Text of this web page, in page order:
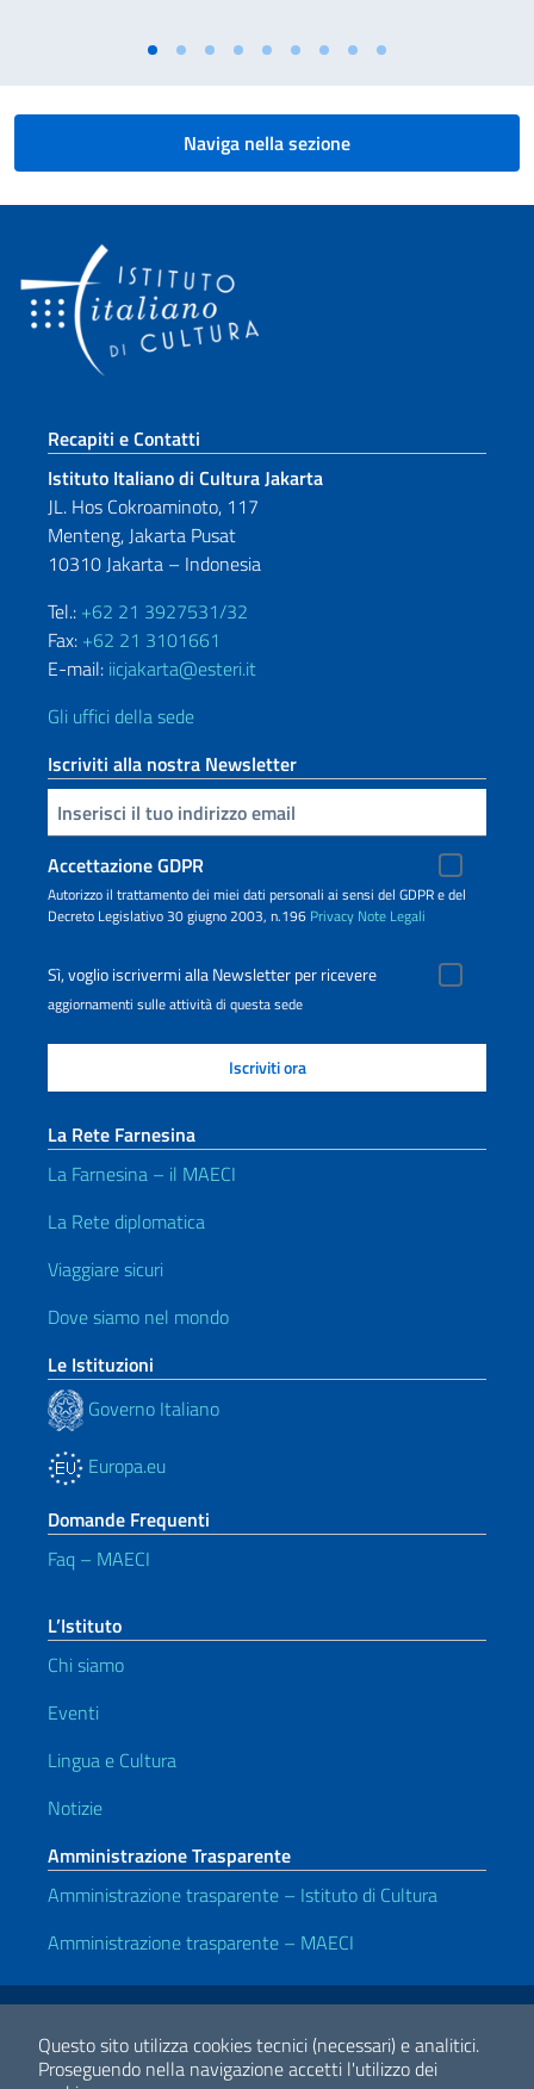
Questo sito utilizza cookies tecnici (necessari) e analitici.
Proseguendo nella navigazione accetti l'utilizzo dei
Naviga nella sezione
Sezione footer
Recapiti e Contatti
Istituto Italiano di Cultura Jakarta
JL. Hos Cokroaminoto, 117
Menteng, Jakarta Pusat
10310 Jakarta – Indonesia
Tel.: +62 21 3927531/32
Fax: +62 21 3101661
E-mail: iicjakarta@esteri.it
Gli uffici della sede
Iscriviti alla nostra Newsletter
Inserisci la tua email
Accettazione GDPR
Autorizzo il trattamento dei miei dati personali ai sensi del GDPR e del
Decreto Legislativo 30 giugno 2003, n.196 Privacy Note Legali
Sì, voglio iscrivermi alla Newsletter per ricevere
aggiornamenti sulle attività di questa sede
La Rete Farnesina
La Farnesina – il MAECI
La Rete diplomatica
Viaggiare sicuri
Dove siamo nel mondo
Le Istituzioni
Governo Italiano
Europa.eu
Domande Frequenti
Faq – MAECI
L’Istituto
Chi siamo
Eventi
Lingua e Cultura
Notizie
Amministrazione Trasparente
Amministrazione trasparente – Istituto di Cultura
Amministrazione trasparente – MAECI
Link Utili